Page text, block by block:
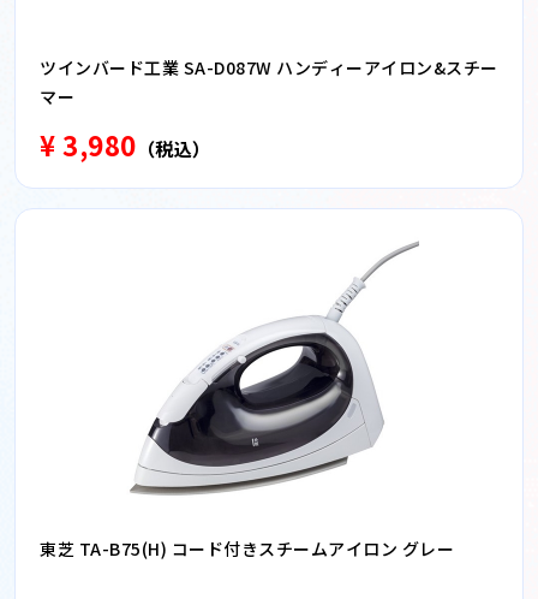
ツインバード工業 SA-D087W ハンディーアイロン&スチー
マー
¥ 3,980 （税込）
東芝 TA-B75(H) コード付きスチームアイロン グレー